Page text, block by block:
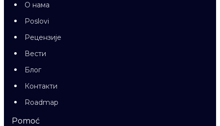
О нама
Poslovi
Рецензије
Вести
Блог
Контакти
Roadmap
Pomoć